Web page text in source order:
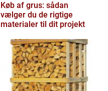
Køb af grus: sådan
vælger du de rigtige
materialer til dit projekt